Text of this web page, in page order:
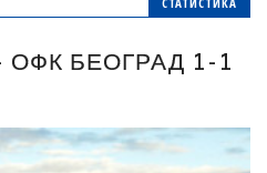
БЕОГРАД 1-1